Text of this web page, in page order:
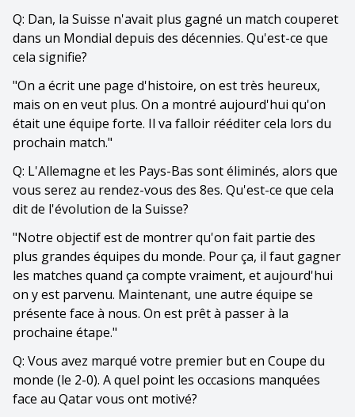
Q: Dan, la Suisse n'avait plus gagné un match couperet
dans un Mondial depuis des décennies. Qu'est-ce que
cela signifie?
"On a écrit une page d'histoire, on est très heureux,
mais on en veut plus. On a montré aujourd'hui qu'on
était une équipe forte. Il va falloir rééditer cela lors du
prochain match."
Q: L'Allemagne et les Pays-Bas sont éliminés, alors que
vous serez au rendez-vous des 8es. Qu'est-ce que cela
dit de l'évolution de la Suisse?
"Notre objectif est de montrer qu'on fait partie des
plus grandes équipes du monde. Pour ça, il faut gagner
les matches quand ça compte vraiment, et aujourd'hui
on y est parvenu. Maintenant, une autre équipe se
présente face à nous. On est prêt à passer à la
prochaine étape."
Q: Vous avez marqué votre premier but en Coupe du
monde (le 2-0). A quel point les occasions manquées
face au Qatar vous ont motivé?